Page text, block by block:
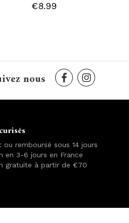
€8.99
nous
ou remboursé sous 14 jours
en 3-6 jours en France
gratuite à partir de €70